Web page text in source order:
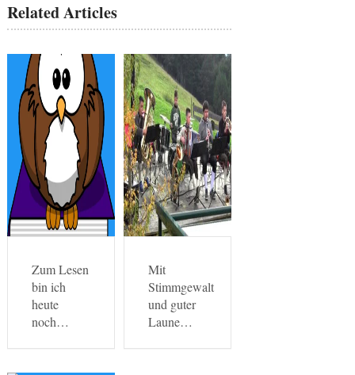
Related Articles
Zum Lesen
bin ich
heute
noch…
Mit
Stimmgewalt
und guter
Laune…